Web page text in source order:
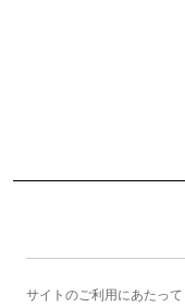
サイトのご利用にあたって